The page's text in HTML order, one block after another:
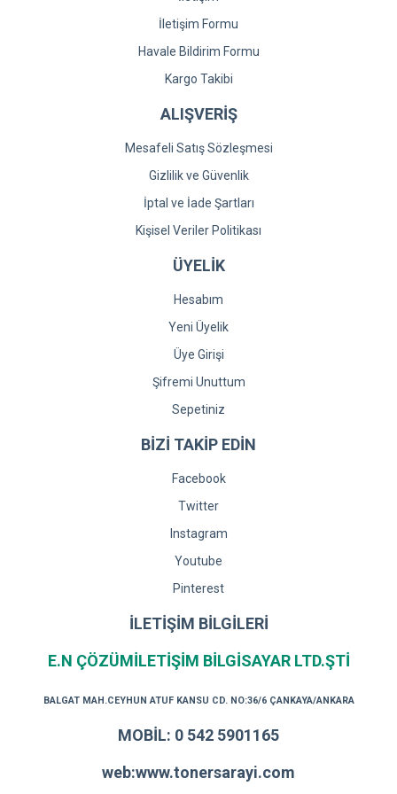
İletişim Formu
Havale Bildirim Formu
Kargo Takibi
ALIŞVERİŞ
Mesafeli Satış Sözleşmesi
Gizlilik ve Güvenlik
İptal ve İade Şartları
Kişisel Veriler Politikası
ÜYELİK
Hesabım
Yeni Üyelik
Üye Girişi
Şifremi Unuttum
Sepetiniz
BİZİ TAKİP EDİN
Facebook
Twitter
Instagram
Youtube
Pinterest
İLETİŞİM BİLGİLERİ
E.N ÇÖZÜMİLETİŞİM BİLGİSAYAR LTD.ŞTİ
BALGAT MAH.CEYHUN ATUF KANSU CD. NO:36/6 ÇANKAYA/ANKARA
MOBİL: 0 542 5901165
web:www.tonersarayi.com